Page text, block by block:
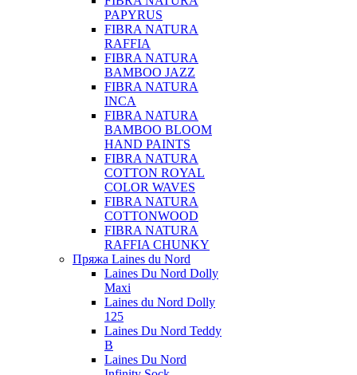
PAPYRUS
FIBRA NATURA
RAFFIA
FIBRA NATURA
BAMBOO JAZZ
FIBRA NATURA
INCA
FIBRA NATURA
BAMBOO BLOOM
HAND PAINTS
FIBRA NATURA
COTTON ROYAL
COLOR WAVES
FIBRA NATURA
COTTONWOOD
FIBRA NATURA
RAFFIA CHUNKY
Пряжа Laines du Nord
Laines Du Nord Dolly
Maxi
Laines du Nord Dolly
125
Laines Du Nord Teddy
B
Laines Du Nord